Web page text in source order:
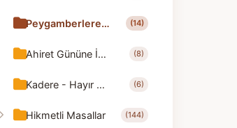
Peygamberlere İnanmak (14)
Ahiret Gününe İnanmak (8)
Kadere - Hayır ve Şerrin Allah'tan Olduğuna İnanmak (6)
Hikmetli Masallar (144)